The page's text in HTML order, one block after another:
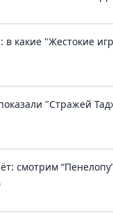
в какие "Жестокие
"Стражей
смотрим